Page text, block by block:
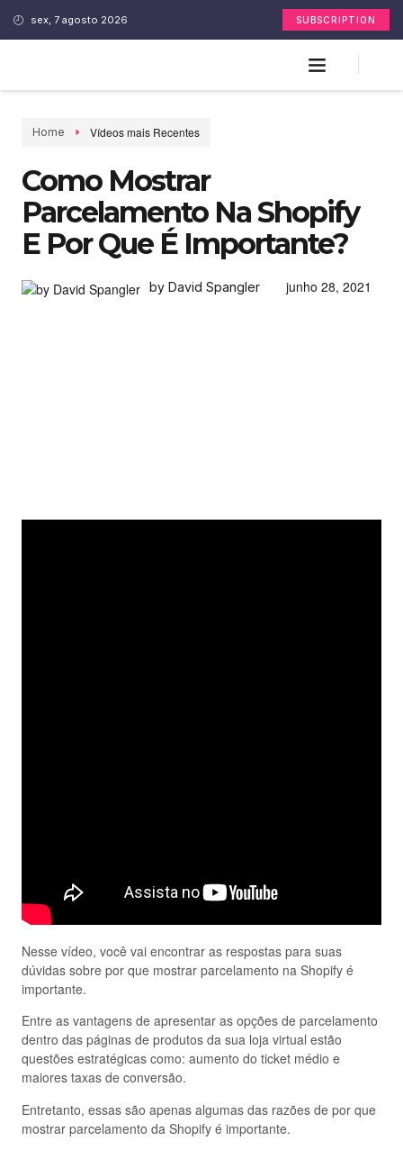
sex, 7 agosto 2026 SUBSCRIPTION
Home Vídeos mais Recentes
Como Mostrar
Parcelamento Na Shopify
E Por Que É Importante?
by David Spangler junho 28, 2021
Nesse vídeo, você vai encontrar as respostas para suas
dúvidas sobre por que mostrar parcelamento na Shopify é
importante.
Entre as vantagens de apresentar as opções de parcelamento
dentro das páginas de produtos da sua loja virtual estão
questões estratégicas como: aumento do ticket médio e
maiores taxas de conversão.
Entretanto, essas são apenas algumas das razões de por que
mostrar parcelamento da Shopify é importante.